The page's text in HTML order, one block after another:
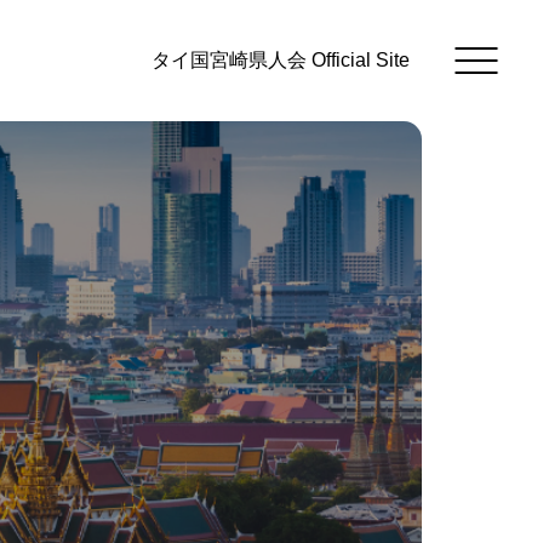
タイ国宮崎県人会 Official Site